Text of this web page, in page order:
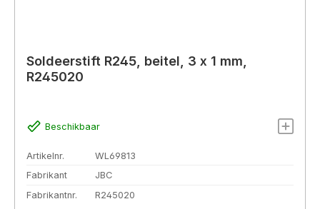
Soldeerstift R245, beitel, 3 x 1 mm,
R245020
Beschikbaar
Artikelnr.
WL69813
Fabrikant
JBC
Fabrikantnr.
R245020